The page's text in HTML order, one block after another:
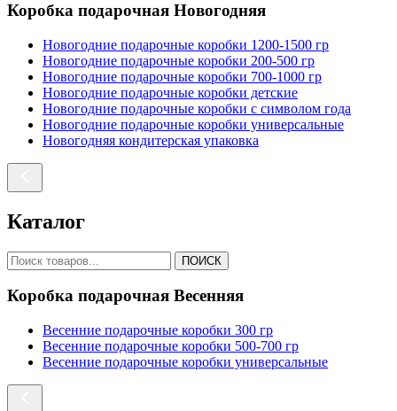
Коробка подарочная Новогодняя
Новогодние подарочные коробки 1200-1500 гр
Новогодние подарочные коробки 200-500 гр
Новогодние подарочные коробки 700-1000 гр
Новогодние подарочные коробки детские
Новогодние подарочные коробки с символом года
Новогодние подарочные коробки универсальные
Новогодняя кондитерская упаковка
Каталог
ПОИСК
Коробка подарочная Весенняя
Весенние подарочные коробки 300 гр
Весенние подарочные коробки 500-700 гр
Весенние подарочные коробки универсальные